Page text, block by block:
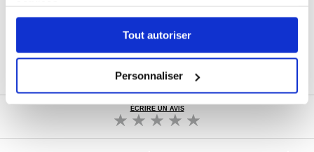
Tout autoriser
Personnaliser
CHAT EN DIRECT :
ÉCRIRE UN AVIS